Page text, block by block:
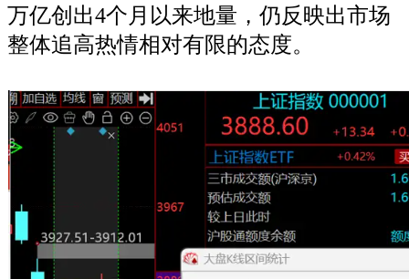
万亿创出4个月以来地量，仍反映出市场
整体追高热情相对有限的态度。